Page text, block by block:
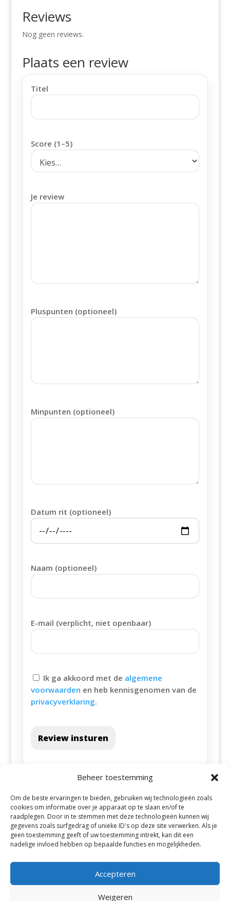
Beheer toestemming
Om de beste ervaringen te bieden, gebruiken wij technologieën zoals
cookies om informatie over je apparaat op te slaan en/of te
raadplegen. Door in te stemmen met deze technologieën kunnen wij
gegevens zoals surfgedrag of unieke ID's op deze site verwerken. Als je
geen toestemming geeft of uw toestemming intrekt, kan dit een
nadelige invloed hebben op bepaalde functies en mogelijkheden.
Accepteren
Weigeren
Reviews
Nog geen reviews.
Plaats een review
Titel
Score (1–5)
Je review
Pluspunten (optioneel)
Minpunten (optioneel)
Datum rit (optioneel)
Naam (optioneel)
E-mail (verplicht, niet openbaar)
Ik ga akkoord met de algemene
voorwaarden en heb kennisgenomen van de
privacyverklaring.
Review insturen
Alle steden